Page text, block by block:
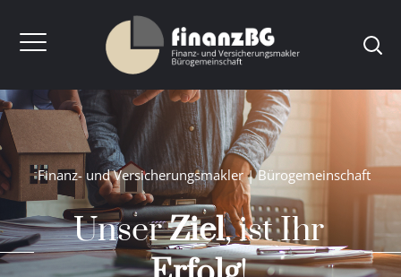
Finanz- und Versicherungsmakler | Bürogemeinschaft
UnserZiel, ist Ihr